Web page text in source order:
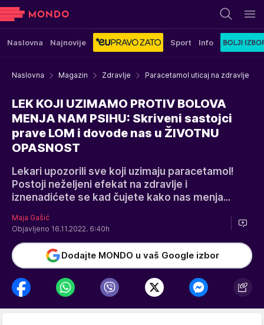
Naslovna Najnovije Sport Info
Naslovna Magazin Zdravlje Paracetamol uticaj na zdravlje
LEK KOJI UZIMAMO PROTIV BOLOVA
MENJA NAM PSIHU: Skriveni sastojci
prave LOM i dovode nas u ŽIVOTNU
OPASNOST
Lekari upozorili sve koji uzimaju paracetamol!
Postoji neželjeni efekat na zdravlje i
iznenadićete se kad čujete kako nas menja...
Maja Gašić
Objavljeno 16.11.2022. 6:40h
Dodajte MONDO u vaš Google izbor